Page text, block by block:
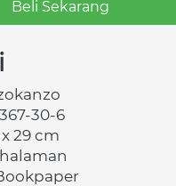
`
Beli Sekarang
30-6
29 cm